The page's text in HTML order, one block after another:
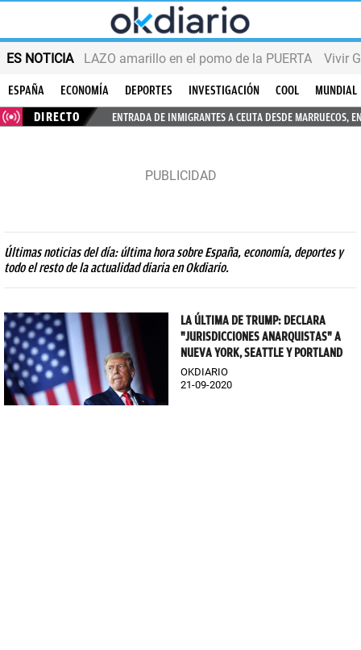
ES NOTICIA LAZO amarillo en el pomo de la PUERTA Vivir
ESPAÑA ECONOMÍA DEPORTES INVESTIGACIÓN COOL
MUNDIAL
DIRECTO
ENTRADA DE INMIGRANTES A CEUTA DESDE MARRUECOS,
Últimas noticias del día: última hora sobre España, economía, deportes y
todo el resto de la actualidad diaria en Okdiario.
LA ÚLTIMA DE TRUMP: DECLARA
"JURISDICCIONES ANARQUISTAS" A
NUEVA YORK, SEATTLE Y PORTLAND
OKDIARIO
21-09-2020